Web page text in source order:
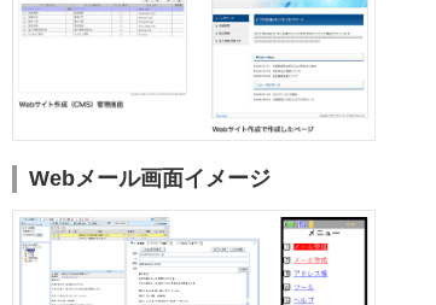
Webメール画面イメージ